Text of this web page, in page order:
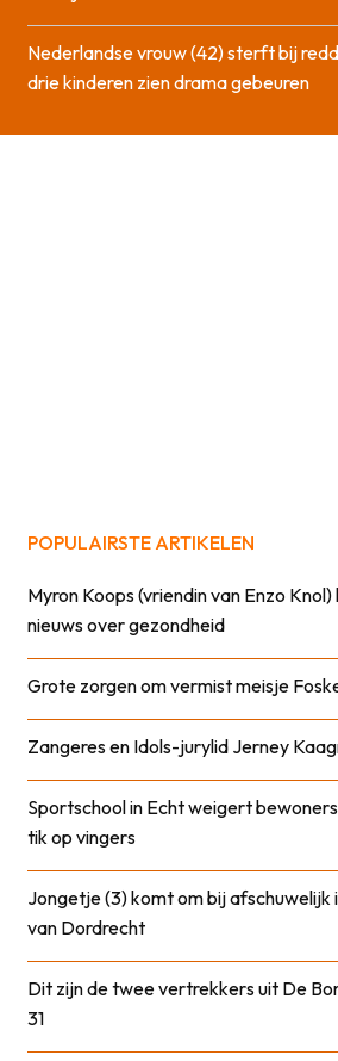
Nederlandse vrouw (42) sterft bij
drie kinderen zien drama gebeuren
POPULAIRSTE ARTIKELEN
Myron Koops (vriendin van Enzo
nieuws over gezondheid
Grote zorgen om vermist meisje
Zangeres en Idols-jurylid Jerney
Sportschool in Echt weigert
tik op vingers
Jongetje (3) komt om bij afschuwelijk
van Dordrecht
Dit zijn de twee vertrekkers uit De
31